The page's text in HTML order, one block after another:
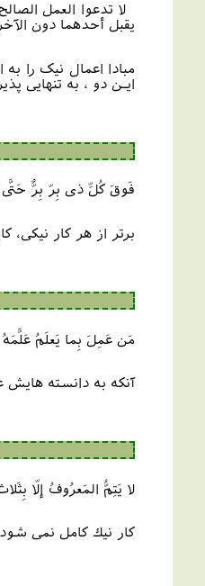
لا تدعوا العمل
يقبل أحدهما دون الآخر
مبادا اعمال نیک را
ایـن دو ، به تنهایى
فَوقَ کُلِّ ذی بِرّ بِرٌّ حَتَّی
برتر از هر کار
مَن عَمِلَ بِما یَعلَمُ عَلَّمَهُ
آنکه به دانسته هایش
لا يَتِمُّ المَعرُوفُ إلّا
كار نيك كامل نمى